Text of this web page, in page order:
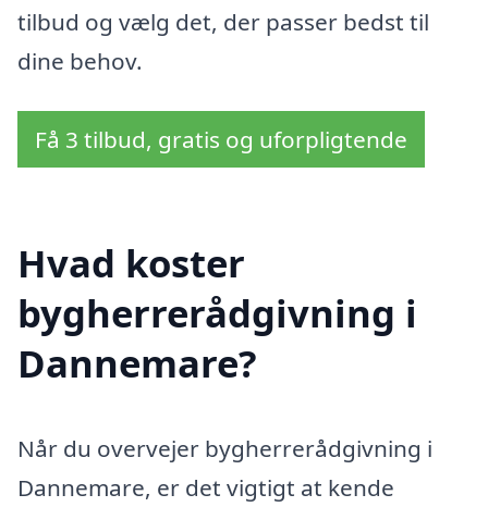
tilbud og vælg det, der passer bedst til
dine behov.
Få 3 tilbud, gratis og uforpligtende
Hvad koster
bygherrerådgivning i
Dannemare?
Når du overvejer bygherrerådgivning i
Dannemare, er det vigtigt at kende